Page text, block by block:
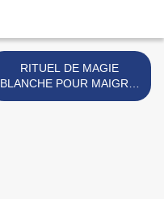
RITUEL DE MAGIE
BLANCHE POUR MAIGRIR
>